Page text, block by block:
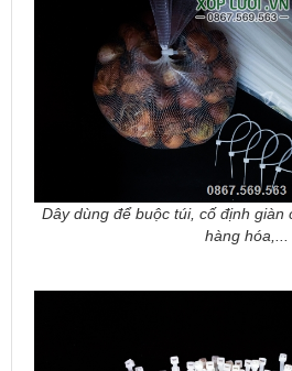
Dây dùng để buộc túi, cố định giàn
hàng hóa,...